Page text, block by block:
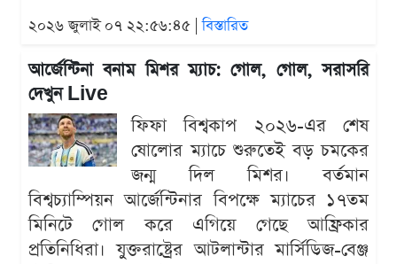
২০২৬ জুলাই ০৭ ২২:৫৬:৪৫ |বিস্তারিত
আর্জেন্টিনা বনাম মিশর ম্যাচ: গোল, গোল, সরাসরি
দেখুন Live
ফিফা বিশ্বকাপ ২০২৬-এর শেষ
ষোলোর ম্যাচে শুরুতেই বড় চমকের
জন্ম দিল মিশর। বর্তমান
বিশ্বচ্যাম্পিয়ন আর্জেন্টিনার বিপক্ষে ম্যাচের ১৭তম
মিনিটে গোল করে এগিয়ে গেছে আফ্রিকার
প্রতিনিধিরা। যুক্তরাষ্ট্রের আটলান্টার মার্সিডিজ-বেঞ্জ